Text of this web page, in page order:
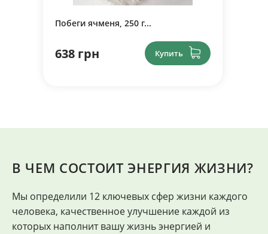
Побеги ячменя, 250 г...
638 грн Купить
В ЧЕМ СОСТОИТ ЭНЕРГИЯ ЖИЗНИ?
Мы определили 12 ключевых сфер жизни каждого
человека, качественное улучшение каждой из
которых наполнит вашу жизнь энергией и